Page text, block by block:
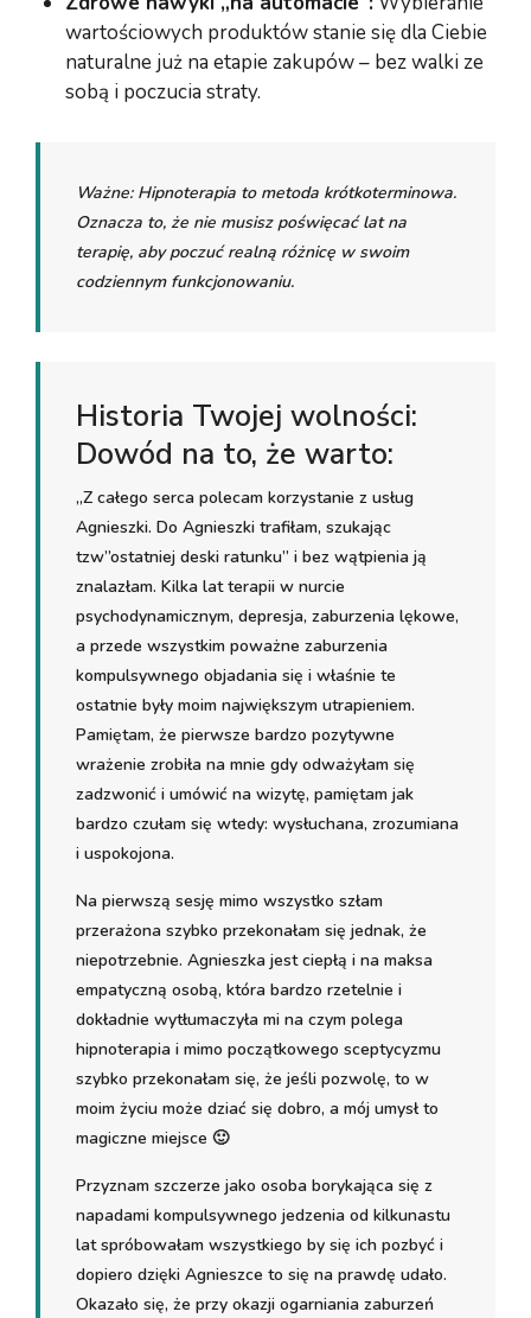
wartościowych produktów stanie się dla Ciebie
naturalne już na etapie zakupów – bez walki ze
sobą i poczucia straty.
Ważne:Hipnoterapia to metoda krótkoterminowa.
Oznacza to, że nie musisz poświęcać lat na
terapię, aby poczuć realną różnicę w swoim
codziennym funkcjonowaniu.
Historia Twojej wolności:
Dowód na to, że warto:
„Z całego serca polecam korzystanie z usług
Agnieszki. Do Agnieszki trafiłam, szukając
tzw”ostatniej deski ratunku” i bez wątpienia ją
znalazłam. Kilka lat terapii w nurcie
psychodynamicznym, depresja, zaburzenia lękowe,
a przede wszystkim poważne zaburzenia
kompulsywnego objadania się i właśnie te
ostatnie były moim największym utrapieniem.
Pamiętam, że pierwsze bardzo pozytywne
wrażenie zrobiła na mnie gdy odważyłam się
zadzwonić i umówić na wizytę, pamiętam jak
bardzo czułam się wtedy: wysłuchana, zrozumiana
i uspokojona.
Na pierwszą sesję mimo wszystko szłam
przerażona szybko przekonałam się jednak, że
niepotrzebnie. Agnieszka jest ciepłą i na maksa
empatyczną osobą, która bardzo rzetelnie i
dokładnie wytłumaczyła mi na czym polega
hipnoterapia i mimo początkowego sceptycyzmu
szybko przekonałam się, że jeśli pozwolę, to w
moim życiu może dziać się dobro, a mój umysł to
magiczne miejsce 🙂
Przyznam szczerze jako osoba borykająca się z
napadami kompulsywnego jedzenia od kilkunastu
lat spróbowałam wszystkiego by się ich pozbyć i
dopiero dzięki Agnieszce to się na prawdę udało.
Okazało się, że przy okazji ogarniania zaburzeń